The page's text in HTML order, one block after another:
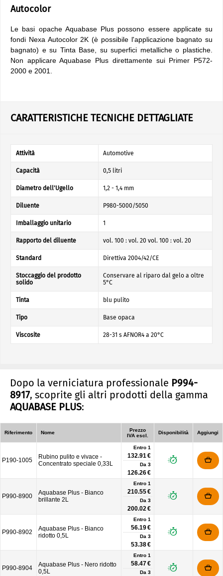
Autocolor
Le basi opache Aquabase Plus possono essere applicate su
fondi Nexa Autocolor 2K (è possibile l'applicazione bagnato su
bagnato) e su Tinta Base, su superfici metalliche o plastiche.
Non applicare Aquabase Plus direttamente sui Primer P572-
2000 e 2001.
CARATTERISTICHE TECNICHE DETTAGLIATE
Attività Automotive
Capacità 0,5 litri
Diametro dell'Ugello 1,2 - 1,4 mm
Diluente P980-5000/5050
Imballaggio unitario 1
Rapporto del diluente vol. 100 : vol. 20 vol. 100 : vol. 20
Standard Direttiva 2004/42/CE
Stoccaggio del prodotto
solido
Conservare al riparo dal gelo a oltre
5°C
Tinta blu pulito
Tipo Base opaca
Viscosite 28-31 s AFNOR4 a 20°C
Dopo la verniciatura professionale P994-
8917, scoprite gli altri prodotti della gamma
AQUABASE PLUS:
Riferimento Nome
Prezzo
IVA escl.
Disponibilità Aggiungi
P190-1005
Rubino pulito e vivace -
Concentrato speciale 0,33L
Entro 1
132.91 €
Da 3
126.26 €
P990-8900
Aquabase Plus - Bianco
brillante 2L
Entro 1
210.55 €
Da 3
200.02 €
P990-8902
Aquabase Plus - Bianco
ridotto 0,5L
Entro 1
56.19 €
Da 3
53.38 €
P990-8904
Aquabase Plus - Nero ridotto
0,5L
Entro 1
58.47 €
Da 3